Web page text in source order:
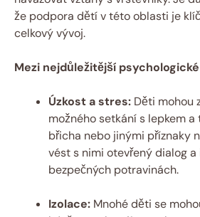
že podpora dětí v této oblasti je
celkový vývoj.
Mezi nejdůležitější
Úzkost a stres: Děti mohou
možného setkání s lepkem
břicha nebo jinými příznaky
vést s nimi otevřený dialog
bezpečných potravinách.
Izolace: Mnohé děti se